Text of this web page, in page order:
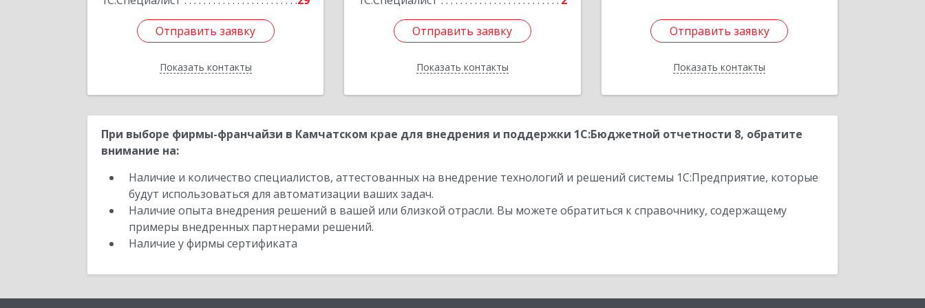
Отправить заявку
Показать контакты
Отправить заявку
Назад
Отправить заявку
Показать контакты
Отправить заявку
Назад
Отправить заявку
Показать контакты
Отправить заявку
Назад
При выборе фирмы-франчайзи в Камчатском крае для внедрения и поддержки 1С:Бюджетной отчетности 8, обратите
внимание на:
Наличие и количество специалистов, аттестованных на внедрение технологий и решений системы 1С:Предприятие, которые
будут использоваться для автоматизации ваших задач.
Наличие опыта внедрения решений в вашей или близкой отрасли. Вы можете обратиться к справочнику, содержащему
примеры внедренных партнерами решений.
Наличие у фирмы сертификата